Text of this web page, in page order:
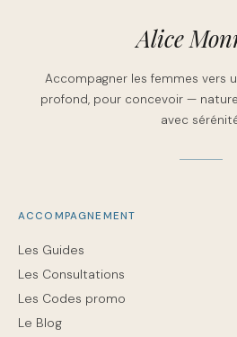
Alice
Accompagner les femmes vers
profond, pour concevoir —
avec
ACCOMPAGNEMENT
Les Guides
Les Consultations
Les Codes promo
Le Blog